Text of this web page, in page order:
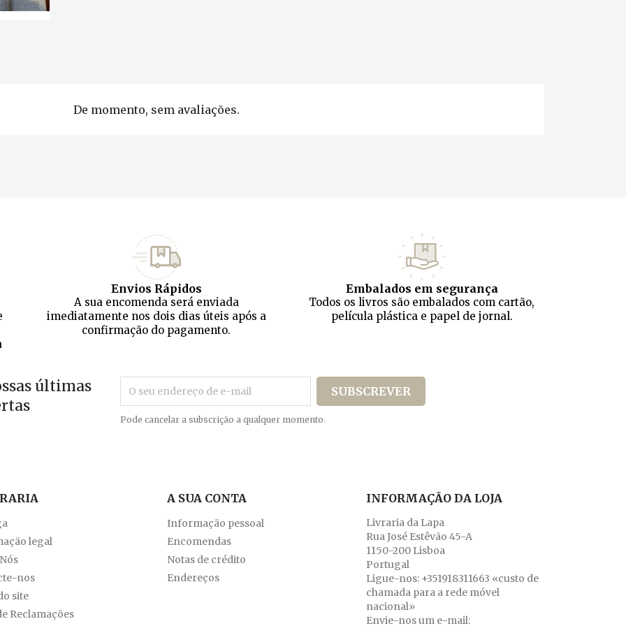
De momento, sem avaliações.
Envios Rápidos
A sua encomenda será enviada
imediatamente nos dois dias úteis após a
confirmação do pagamento.
Embalados em segurança
Todos os livros são embalados com cartão,
película plástica e papel de jornal.
últimas
Pode cancelar a subscrição a qualquer momento.
legal
nos
site
Reclamações
A SUA CONTA
Informação pessoal
Encomendas
Notas de crédito
Endereços
INFORMAÇÃO DA LOJA
Livraria da Lapa
Rua José Estêvão 45-A
1150-200 Lisboa
Portugal
Ligue-nos: +351918311663 «custo de
chamada para a rede móvel
nacional»
Envie-nos um e-mail: